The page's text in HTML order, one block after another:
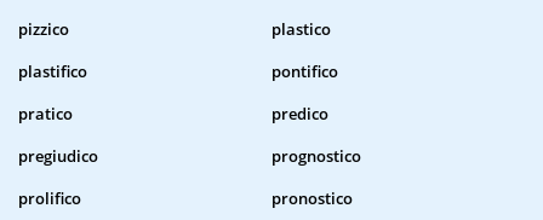
pizzico
plastico
plastifico
pontifico
pratico
predico
pregiudico
prognostico
prolifico
pronostico